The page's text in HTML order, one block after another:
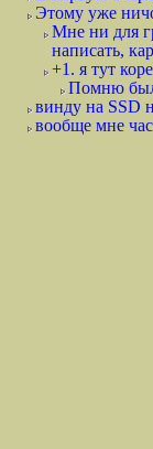
Этому уже
Мне ни для
написать,
+1. я тут
Помню был
винду на SSD
вообще мне